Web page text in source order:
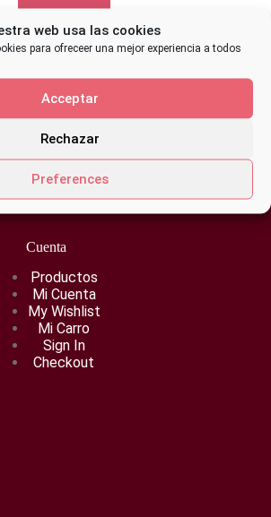
web usa las cookies
para ofreceer una mejor experiencia a todos
Acceptar
Rechazar
Preferences
50,00€
hasta
100,00€
Cuenta
Productos
Mi Cuenta
My Wishlist
Mi Carro
Sign In
Checkout